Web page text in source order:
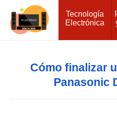
Tecnología
Electrónica
Cómo finalizar
Panasonic